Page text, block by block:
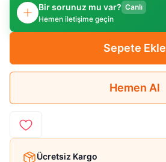
Bir sorunuz mu var? Canlı
Hemen iletişime geçin
Sepete Ekle
Hemen Al
Ücretsiz Kargo